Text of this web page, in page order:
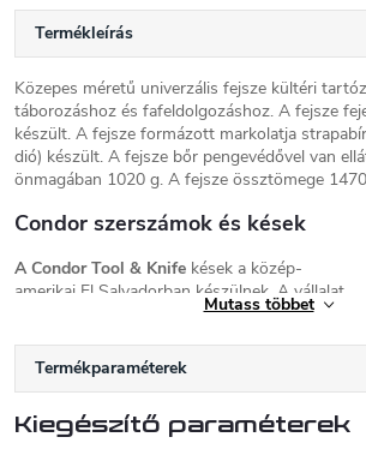
Termékleírás
Közepes méretű univerzális fejsze kültéri
táborozáshoz és fafeldolgozáshoz. A fejsze
készült. A fejsze formázott markolatja
dió) készült. A fejsze bőr pengevédővel van
önmagában 1020 g. A fejsze össztömege
Condor szerszámok és kések
A Condor Tool & Knife kések a közép-
amerikai El Salvadorban készülnek. A vállalat
az Imacasa multinacionális vállalat része, és
Condor Tool & Knife bozótvágó késeket és
márka minden termékét a szabadtéri sportok
Condor főként természetes anyagokat
Mutass többet
Termékparaméterek
Kiegészítő paraméterek